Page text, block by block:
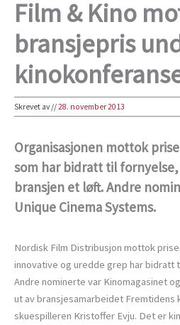
Film & Kino
bransjepris
Skrevet av//28. november 2013
Organisasjonen mottok
som har bidratt til
bransjen et løft. Andre
Unique Cinema Systems.
Nordisk Film Distribusjon mottok
innovative og uredde grep har bidratt
Andre nominerte var Kinomagasinet
ut av bransjesamarbeidet Fremtidens
skuespilleren Kristoffer Evju. Det er